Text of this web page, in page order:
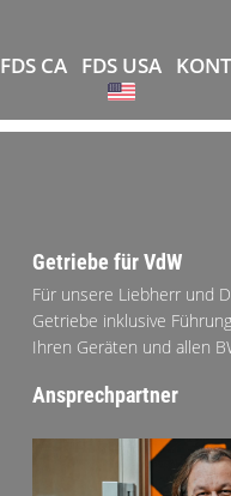
FDS CA FDS USA
Getriebe für VdW
Für unsere Liebherr und
Getriebe inklusive
Ihren Geräten und allen
Ansprechpartner